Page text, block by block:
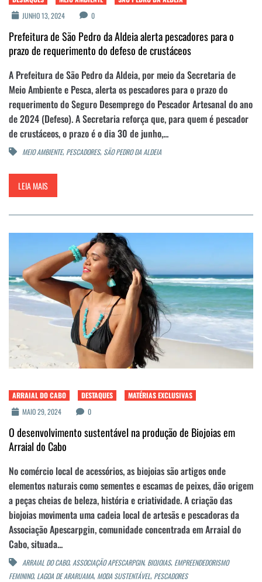
JUNHO 13, 2024
0
Prefeitura de São Pedro da Aldeia alerta pescadores para o
prazo de requerimento do defeso de crustáceos
A Prefeitura de São Pedro da Aldeia, por meio da Secretaria de
Meio Ambiente e Pesca, alerta os pescadores para o prazo do
requerimento do Seguro Desemprego do Pescador Artesanal do ano
de 2024 (Defeso). A Secretaria reforça que, para quem é pescador
de crustáceos, o prazo é o dia 30 de junho,...
MEIO AMBIENTE, PESCADORES, SÃO PEDRO DA ALDEIA
LEIA MAIS
ARRAIAL DO CABO DESTAQUES
MATÉRIAS EXCLUSIVAS
MAIO 29, 2024
0
O desenvolvimento sustentável na produção de Biojoias em
Arraial do Cabo
No comércio local de acessórios, as biojoias são artigos onde
elementos naturais como sementes e escamas de peixes, dão origem
a peças cheias de beleza, história e criatividade. A criação das
biojoias movimenta uma cadeia local de artesãs e pescadoras da
Associação Apescarpgin, comunidade concentrada em Arraial do
Cabo, situada...
ARRAIAL DO CABO, ASSOCIAÇÃO APESCARPGIN, BIOJOIAS, EMPREENDEDORISMO
FEMININO, LAGOA DE ARARUAMA, MODA SUSTENTÁVEL, PESCADORES